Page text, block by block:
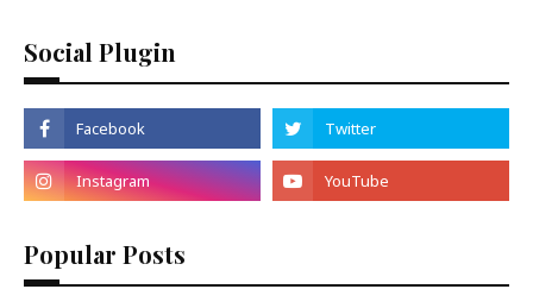
Social Plugin
Popular Posts